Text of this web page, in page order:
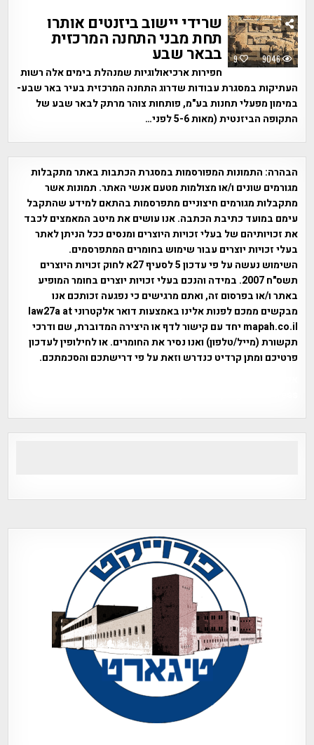
9 9046
שרידי יישוב ביזנטים אותרו
תחת מבני התחנה המרכזית
בבאר שבע
חפירות ארכיאולוגיות שמנהלת בימים אלה רשות
העתיקות במסגרת עבודות שדרוג התחנה המרכזית בעיר באר שבע-
במימון מפעלי תחנות בע"מ, פותחות צוהר מרתק לבאר שבע של
התקופה הביזנטית (מאות 5-6 לפני…
הבהרה: התמונות המפורסמות במסגרת הכתבות באתר מתקבלות
מגורמים שונים ו/או מצולמות מטעם אנשי האתר. תמונות אשר
מתקבלות מגורמים חיצוניים מתפרסמות בהתאם למידע שהתקבל
עימם במועד כתיבת הכתבה. אנו עושים את מיטב המאמצים לכבד
את זכויותיהם של בעלי זכויות היוצרים ומנסים ככל הניתן לאתר
בעלי זכויות יוצרים עבור שימוש בחומרים המתפרסמים.
השימוש נעשה על פי עדכון 5 לסעיף 27א לחוק זכויות היוצרים
תשס"ח 2007. במידה והנכם בעלי זכויות יוצרים בחומר המופיע
באתר ו/או בפרסום זה, ואתם מרגישים כי נפגעה זכותכם אנו
מבקשים ממכם לפנות אלינו באמצעות דואר אלקטרוני law27a at
mapah.co.il יחד עם קישור לדף או היצירה המדוברת, שם ודרכי
תקשורת (מייל/טלפון) ואנו נסיר את החומרים. או לחילופין לעדכון
פרטיכם ומתן קרדיט כנדרש וזאת על פי דרישתכם והסכמתכם.